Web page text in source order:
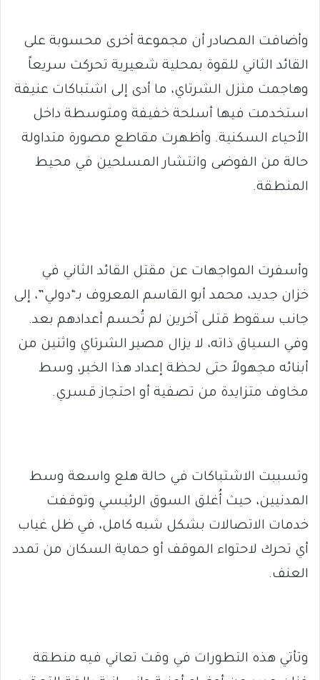
وأضافت المصادر أن مجموعة أخرى محسوبة على
القائد الثاني للقوة بمحلية شعيرية تحركت سريعاً
وهاجمت منزل الشرتاي، ما أدى إلى اشتباكات عنيفة
استخدمت فيها أسلحة خفيفة ومتوسطة داخل
الأحياء السكنية. وأظهرت مقاطع مصورة متداولة
حالة من الفوضى وانتشار المسلحين في محيط
المنطقة.
وأسفرت المواجهات عن مقتل القائد الثاني في
خزان جديد، محمد أبو القاسم المعروف بـ“دولي”، إلى
جانب سقوط قتلى آخرين لم تُحسم أعدادهم بعد.
وفي السياق ذاته، لا يزال مصير الشرتاي واثنين من
أبنائه مجهولاً حتى لحظة إعداد هذا الخبر، وسط
مخاوف متزايدة من تصفية أو احتجاز قسري.
وتسببت الاشتباكات في حالة هلع واسعة وسط
المدنيين، حيث أُغلق السوق الرئيسي وتوقفت
خدمات الاتصالات بشكل شبه كامل، في ظل غياب
أي تحرك لاحتواء الموقف أو حماية السكان من تمدد
العنف.
وتأتي هذه التطورات في وقت تعاني فيه منطقة